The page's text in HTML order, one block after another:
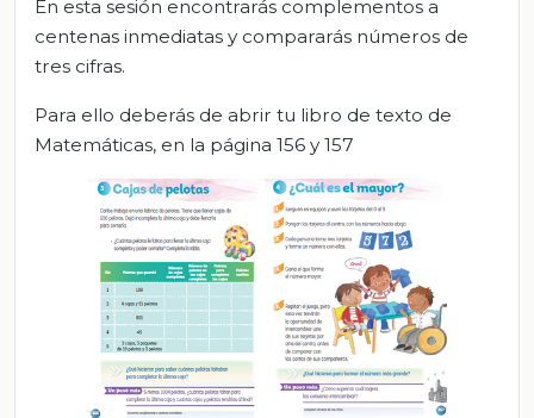
En esta sesión encontrarás complementos a
centenas inmediatas y compararás números de
tres cifras.
Para ello deberás de abrir tu libro de texto de
Matemáticas, en la página 156 y 157